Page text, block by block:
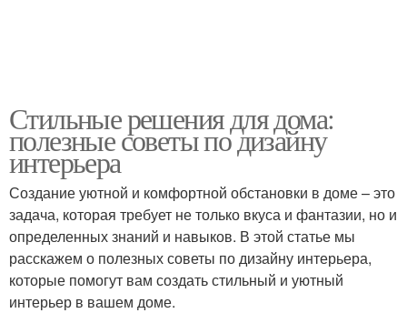
Стильные решения для дома:
полезные советы по дизайну
интерьера
Создание уютной и комфортной обстановки в доме – это
задача, которая требует не только вкуса и фантазии, но и
определенных знаний и навыков. В этой статье мы
расскажем о полезных советы по дизайну интерьера,
которые помогут вам создать стильный и уютный
интерьер в вашем доме.